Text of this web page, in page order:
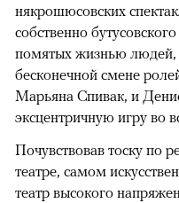
някрошюсовских
собственно
помятых жизнью людей,
бесконечной смене
Марьяна Спивак, и
эксцентричную игру во
Почувствовав тоску по
театре, самом
театр высокого